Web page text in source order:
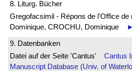
8. Liturg. Bücher
Gregofacsimil - Répons de l'Office de
Dominique, CROCHU, Dominique
9. Datenbanken
Datei auf der Seite 'Cantus' Cantus
Manuscript Database (Univ. of